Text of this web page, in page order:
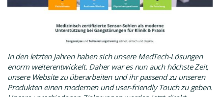
In den letzten Jahren haben sich unsere MedTech-Lösungen
enorm weiterentwickelt. Daher war es nun auch höchste Zeit,
unsere Website zu überarbeiten und ihr passend zu unseren
Produkten einen modernen und user-friendly Touch zu geben.